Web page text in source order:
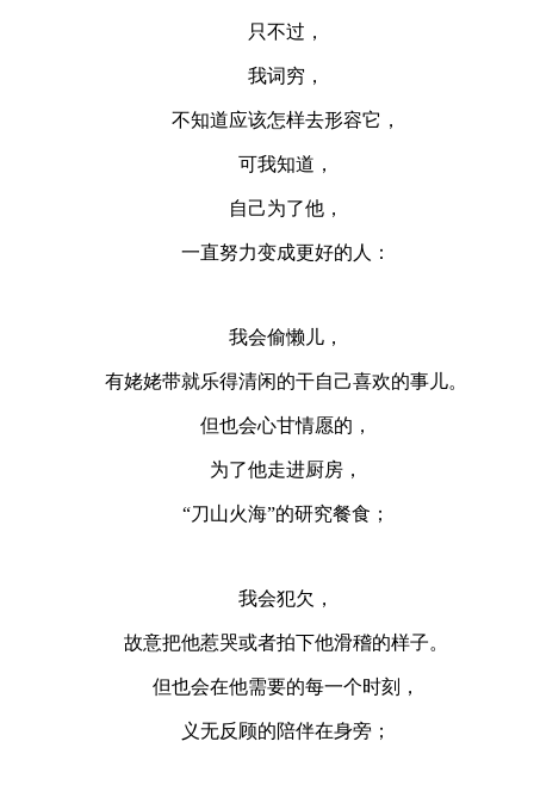
只不过，
我词穷，
不知道应该怎样去形容它，
可我知道，
自己为了他，
一直努力变成更好的人：
我会偷懒儿，
有姥姥带就乐得清闲的干自己喜欢的事儿。
但也会心甘情愿的，
为了他走进厨房，
“刀山火海”的研究餐食；
我会犯欠，
故意把他惹哭或者拍下他滑稽的样子。
但也会在他需要的每一个时刻，
义无反顾的陪伴在身旁；